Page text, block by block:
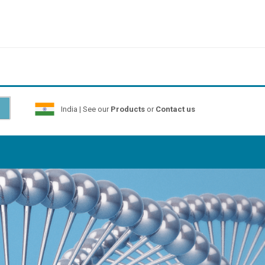
India | See our Productsor Contact us